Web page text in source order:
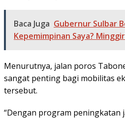
Baca Juga Gubernur Sulbar
Kepemimpinan Saya?
Menurutnya, jalan poros
sangat penting bagi mobilitas
tersebut.
“Dengan program peningkatan